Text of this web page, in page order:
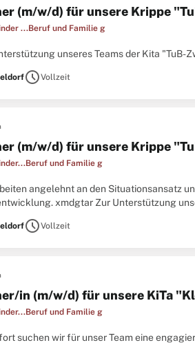
(m/w/d) für unsere Krippe
...Beruf und Familie g
unseres Teams der Kita
scheduleVollzeit
(m/w/d) für unsere Krippe
und Familie g
angelehnt an den Situationsansatz
xmdgtar Zur Unterstützung
scheduleVollzeit
in (m/w/d) für unsere KiTa
und Familie g
suchen wir für unser Team eine